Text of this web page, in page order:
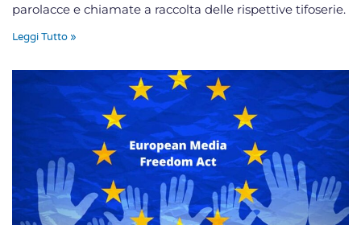
parolacce e chiamate a raccolta delle rispettive tifoserie.
Leggi Tutto »